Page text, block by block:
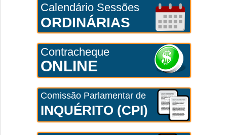
Calendário Sessões
ORDINÁRIAS
Contracheque
ONLINE
Comissão Parlamentar de
INQUÉRITO (CPI)